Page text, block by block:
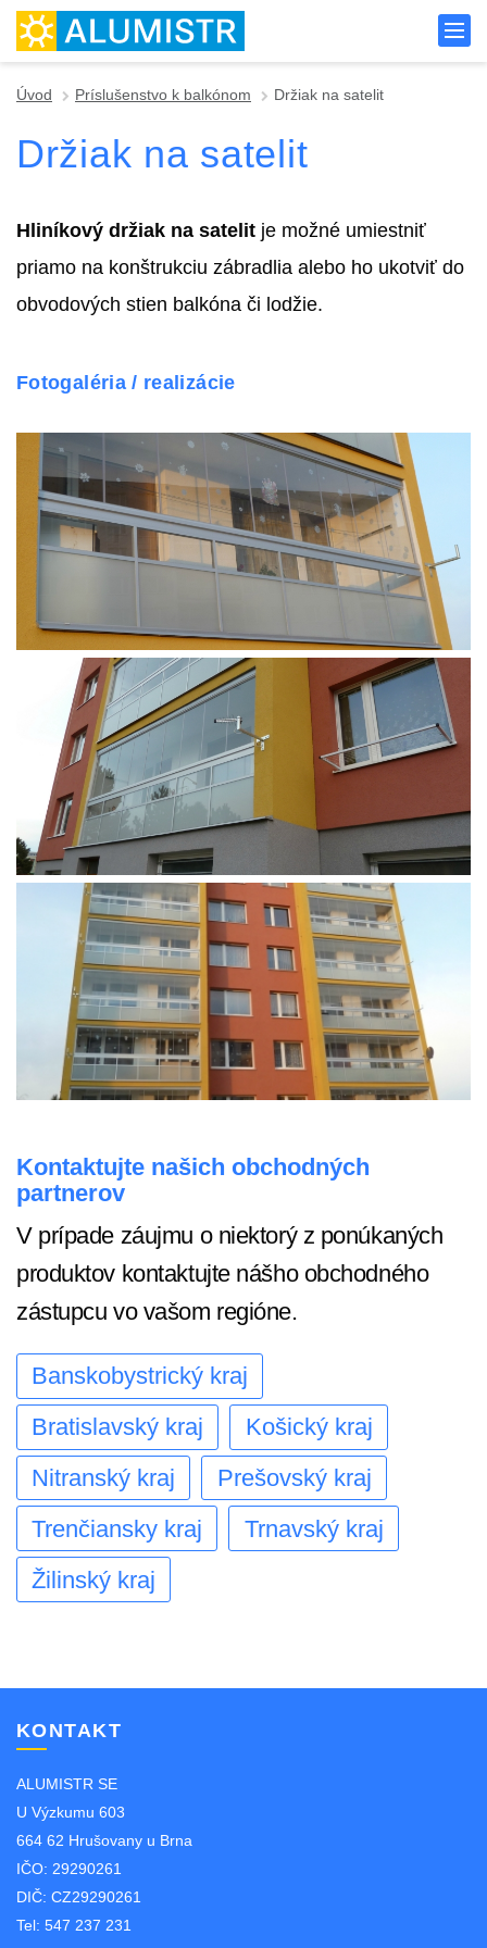
Úvod Príslušenstvo k balkónom Držiak na satelit
Držiak na satelit
Hliníkový držiak na satelit je možné umiestniť
priamo na konštrukciu zábradlia alebo ho ukotviť do
obvodových stien balkóna či lodžie.
Fotogaléria / realizácie
Kontaktujte našich obchodných
partnerov
V prípade záujmu o niektorý z ponúkaných
produktov kontaktujte nášho obchodného
zástupcu vo vašom regióne.
Banskobystrický kraj
Bratislavský kraj
Košický kraj
Nitranský kraj
Prešovský kraj
Trenčiansky kraj
Trnavský kraj
Žilinský kraj
KONTAKT
ALUMISTR SE
U Výzkumu 603
664 62 Hrušovany u Brna
IČO: 29290261
DIČ: CZ29290261
Tel: 547 237 231